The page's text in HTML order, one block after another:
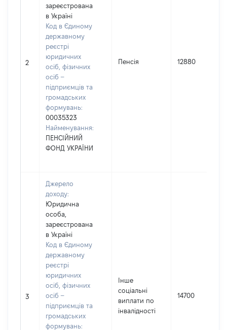
2
зареєстрована
в Україні
Код в Єдиному
державному
реєстрі
юридичних
осіб, фізичних
осіб –
підприємців та
громадських
формувань:
00035323
Найменування:
ПЕНСІЙНИЙ
ФОНД УКРАЇНИ
Пенсія 12880
3
Джерело
доходу:
Юридична
особа,
зареєстрована
в Україні
Код в Єдиному
державному
реєстрі
юридичних
осіб, фізичних
осіб –
підприємців та
громадських
формувань:
Інше
соціальні
виплати по
інвалідності
14700